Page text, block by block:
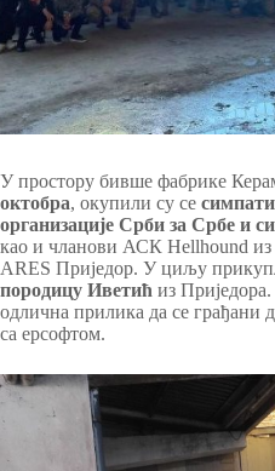
У простору бивше фабрике
октобра, окупили су се
организације Срби за Србе и
као и чланови АСК Hellhound
АRES Приједор. У циљу
породицу Иветић из
одлична прилика да се грађани
са ерсофтом.